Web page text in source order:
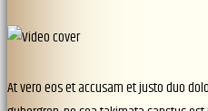
At vero eos et accusam et justo duo